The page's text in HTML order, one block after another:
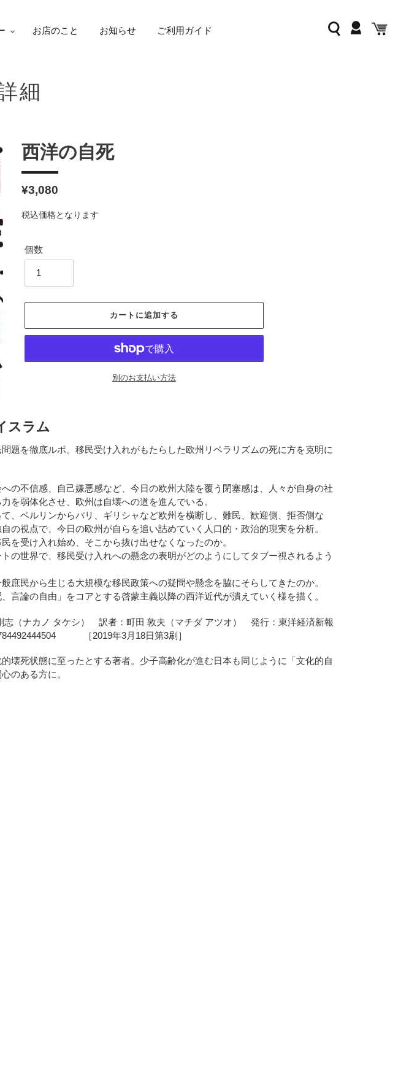
お店のこと お知らせ ご利用ガイド 検索 ログインカー
細
西洋の自死
通
¥3,080
税込価格となります
個数
カートに追加する
別のお支払い方法
ト
商
を
追
加
す
る
スラム
題を徹底ルポ。移民受け入れがもたらした欧州リベラリズムの死に方を克明に
の不信感、自己嫌悪感など、今日の欧州大陸を覆う閉塞感は、人々が自身の社
を弱体化させ、欧州は自壊への道を進んでいる。
、ベルリンからパリ、ギリシャなど欧州を横断し、難民、歓迎側、拒否側な
の視点で、今日の欧州が自らを追い詰めていく人口的・政治的現実を分析。
を受け入れ始め、そこから抜け出せなくなったのか。
の世界で、移民受け入れへの懸念の表明がどのようにしてタブー視されるよう
庶民から生じる大規模な移民政策への疑問や懸念を脇にそらしてきたのか。
言論の自由」をコアとする啓蒙主義以降の西洋近代が潰えていく様を描く。
（ナカノ タケシ） 訳者：町田 敦夫（マチダ アツオ） 発行：東洋経済新報
［2019年3月18日第3刷］
壊死状態に至ったとする著者。少子高齢化が進む日本も同じように「文化的自
のある方に。